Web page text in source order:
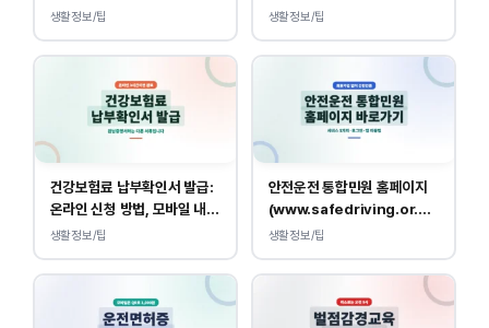
생활정보/팁
급 방법
생활정보/팁
건강보험료 납부확인서 발급:
온라인 신청 방법, 모바일 내역
조회 안내
생활정보/팁
안전운전 통합민원 홈페이지
(www.safedriving.or.kr)
바로가기, 운전면허 민원 사이
생활정보/팁